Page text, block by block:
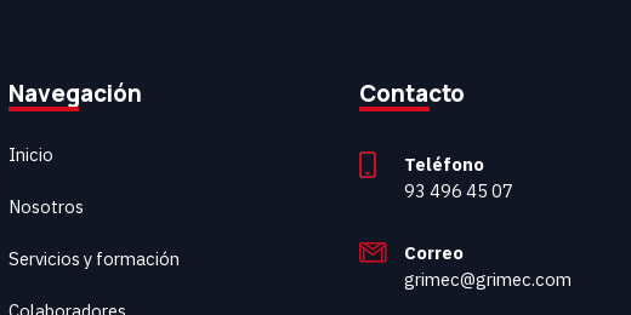
Navegación
Inicio
Nosotros
Servicios y formación
Contacto
Teléfono
93 496 45 07
Correo
grimec@grimec.com